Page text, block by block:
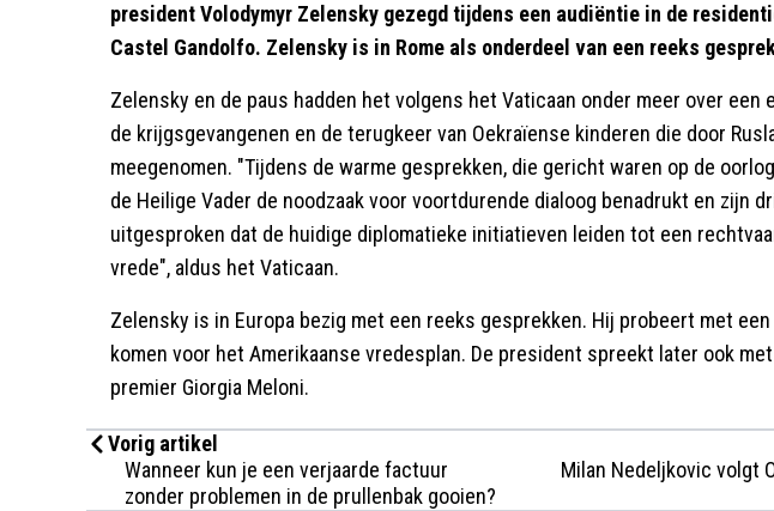
president Volodymyr Zelensky gezegd tijdens een audiëntie in de
Castel Gandolfo. Zelensky is in Rome als onderdeel van een reeks
Zelensky en de paus hadden het volgens het Vaticaan onder meer over een
de krijgsgevangenen en de terugkeer van Oekraïense kinderen die door
meegenomen. "Tijdens de warme gesprekken, die gericht waren op de
de Heilige Vader de noodzaak voor voortdurende dialoog benadrukt en zijn
uitgesproken dat de huidige diplomatieke initiatieven leiden tot een
vrede", aldus het Vaticaan.
Zelensky is in Europa bezig met een reeks gesprekken. Hij probeert met
komen voor het Amerikaanse vredesplan. De president spreekt later ook
premier Giorgia Meloni.
Vorig artikel
Wanneer kun je een verjaarde factuur
zonder problemen in de prullenbak gooien?
Milan Nedeljkovic volgt